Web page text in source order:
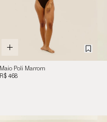
Maio Poli Marrom
R$ 468